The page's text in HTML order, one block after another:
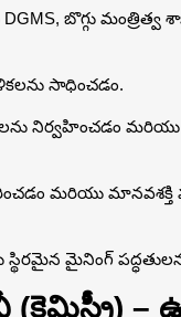
బొగ్గు మంత్రిత్వ
సాధించడం.
నిర్వహించడం
మరియు
మైనింగ్
–